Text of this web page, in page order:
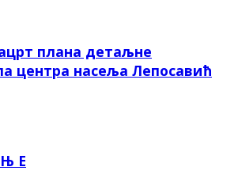
плана детаљне
центра насеља Лепосавић
Е